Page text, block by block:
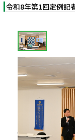
プ
令和8年第1回定例記
画
像
ス
ラ
イ
ド